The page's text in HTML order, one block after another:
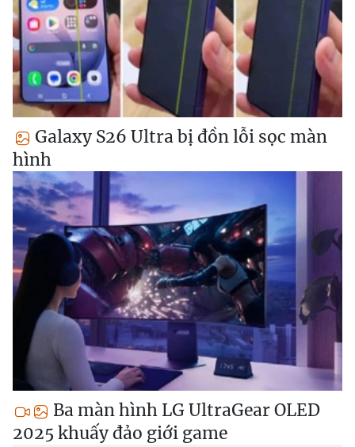
Galaxy S26 Ultra bị đồn lỗi sọc màn
hình
Ba màn hình LG UltraGear OLED
2025 khuấy đảo giới game